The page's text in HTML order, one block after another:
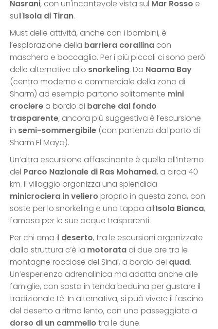
Nasrani, con un'incantevole vista sul Mar Rosso e
sull'Isola di Tiran.
Must delle attività, anche con i bambini, è
l’esplorazione della barriera corallina con
maschera e boccaglio. Per i più piccoli ci sono però
delle alternative allo snorkeling. Da Naama Bay
(centro moderno e commerciale della zona di
Sharm) ad esempio partono solitamente mini
crociere a bordo di barche dal fondo
trasparente; ancora più suggestiva è l’escursione
in semi-sommergibile (con partenza dal porto di
Sharm El Maya).
Un’altra escursione affascinante è quella all’interno
del Parco Nazionale di Ras Mohamed, a circa 40
km. Il villaggio organizza una splendida
minicrociera in veliero proprio in questa zona, con
soste per lo snorkeling e una tappa all’Isola Bianca,
famosa per le sue acque trasparenti.
Per chi ama il deserto, tra le escursioni organizzate
dalla struttura c’è la motorata di due ore tra le
montagne rocciose del Sinai, a bordo dei quad.
Un’esperienza adrenalinica ma adatta anche alle
famiglie, con sosta in tenda beduina per gustare il
tradizionale tè. In alternativa, si può vivere il fascino
del deserto a ritmo lento, con una passeggiata a
dorso di un cammello tra le dune.